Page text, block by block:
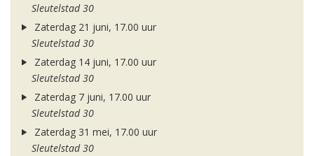
Sleutelstad 30
Zaterdag 21 juni, 17.00 uur
Sleutelstad 30
Zaterdag 14 juni, 17.00 uur
Sleutelstad 30
Zaterdag 7 juni, 17.00 uur
Sleutelstad 30
Zaterdag 31 mei, 17.00 uur
Sleutelstad 30